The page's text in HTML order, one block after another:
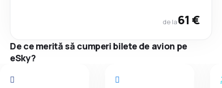
de la61 €
De ce merită să cumperi bilete de avion pe
eSky?